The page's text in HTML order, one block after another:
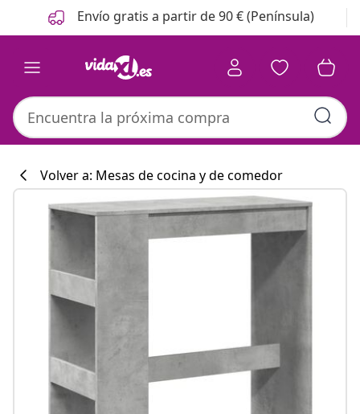
Anterior
Siguiente Envío gratis a partir de 90 € (Península)
#sharemevidaxl
Colección de
Volver a: Mesas de cocina y de comedor